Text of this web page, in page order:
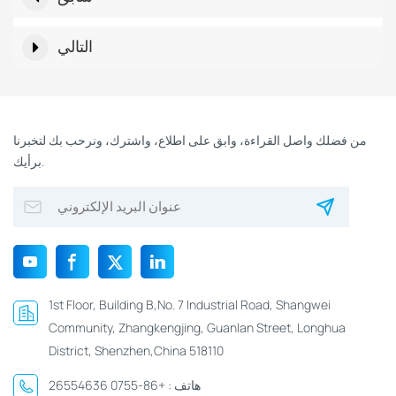
التالي
من فضلك واصل القراءة، وابق على اطلاع، واشترك، ونرحب بك لتخبرنا
برأيك.
1st Floor, Building B,No. 7 Industrial Road, Shangwei
Community, Zhangkengjing, Guanlan Street, Longhua
District, Shenzhen,China 518110
هاتف : +86-0755 26554636